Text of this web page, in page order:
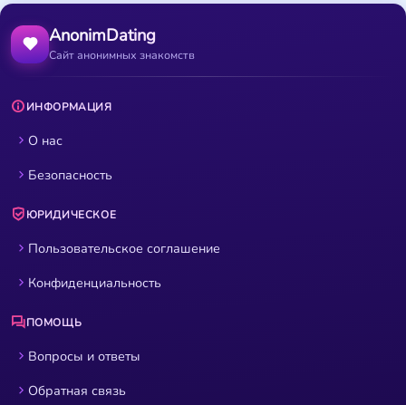
AnonimDating
Сайт анонимных знакомств
ИНФОРМАЦИЯ
О нас
Безопасность
ЮРИДИЧЕСКОЕ
Пользовательское соглашение
Конфиденциальность
ПОМОЩЬ
Вопросы и ответы
Обратная связь